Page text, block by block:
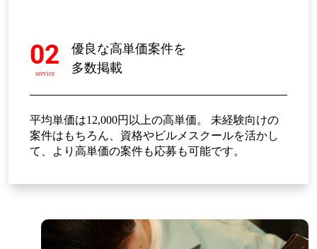
02
service
優良な高単価案件を
多数掲載
平均単価は12,000円以上の高単価。 未経験向けの
案件はもちろん、資格やビルメスクールを活かし
て、より高単価の案件も応募も可能です。